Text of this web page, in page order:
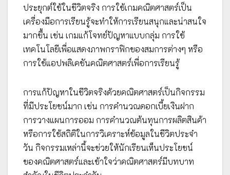
ประยุกต์ใช้ในชีวิตจริง การใช้เกมคณิตศาสตร์เป็น
เครื่องมือการเรียนรู้จะทำให้การเรียนสนุกและน่าสนใจ
มากขึ้น เช่น เกมแก้โจทย์ปัญหาแบบกลุ่ม การใช้
เทคโนโลยีเพื่อแสดงภาพกราฟิกของสมการต่างๆ หรือ
การใช้แอปพลิเคชันคณิตศาสตร์เพื่อการเรียนรู้
การแก้ปัญหาในชีวิตจริงด้วยคณิตศาสตร์เป็นกิจกรรม
ที่มีประโยชน์มาก เช่น การคำนวณดอกเบี้ยเงินฝาก
การวางแผนการออม การคำนวณต้นทุนการผลิตสินค้า
หรือการใช้สถิติในการวิเคราะห์ข้อมูลในชีวิตประจำ
วัน กิจกรรมเหล่านี้จะช่วยให้นักเรียนเห็นประโยชน์
ของคณิตศาสตร์และเข้าใจว่าคณิตศาสตร์มีบทบาท